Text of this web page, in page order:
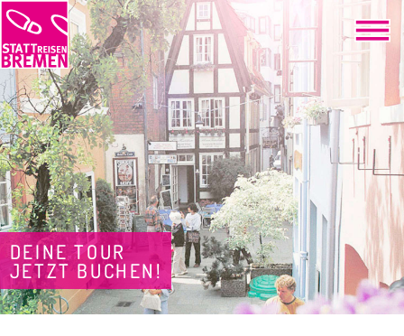
DEINE TOUR
JETZT BUCHEN!